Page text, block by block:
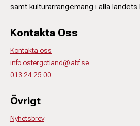
samt kulturarrangemang i alla landets
Kontakta Oss
Kontakta oss
info.ostergotland@abf.se
013 24 25 00
Övrigt
Nyhetsbrev